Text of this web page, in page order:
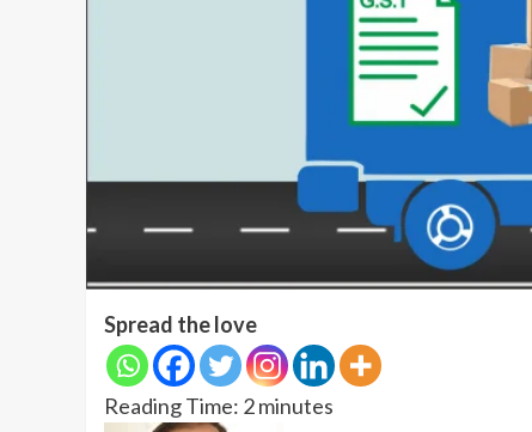
Spread the love
Reading Time: 2minutes